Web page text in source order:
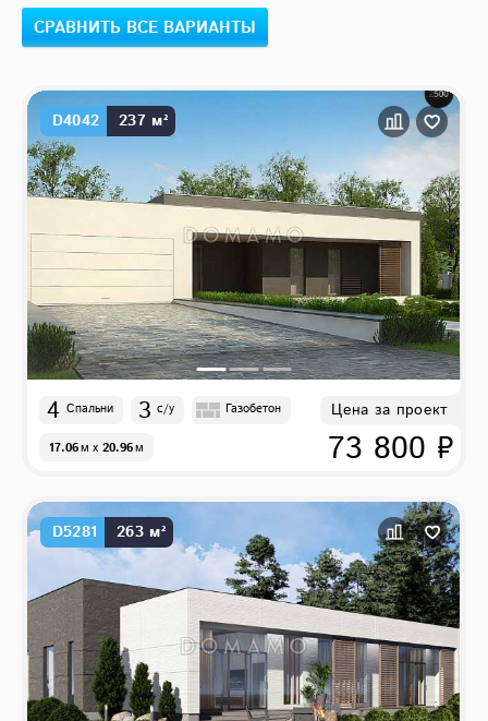
СРАВНИТЬ ВСЕ ВАРИАНТЫ
D4042 237 м²
4 Спальни 3 с/у Газобетон
17.06м x 20.96м
Цена за проект
73 800 ₽
D5281 263 м²